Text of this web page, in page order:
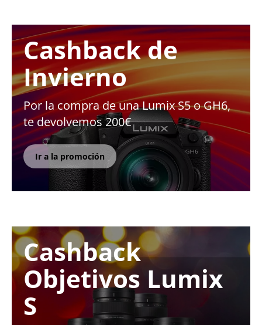
Cashback de
Invierno
Por la compra de una Lumix S5 o GH6,
te devolvemos 200€
Ir a la promoción
Cashback
Objetivos Lumix
S